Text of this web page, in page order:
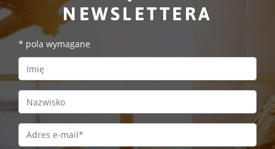
NEWSLETTERA
* pola wymagane
First Name
Last Name
Email Address*